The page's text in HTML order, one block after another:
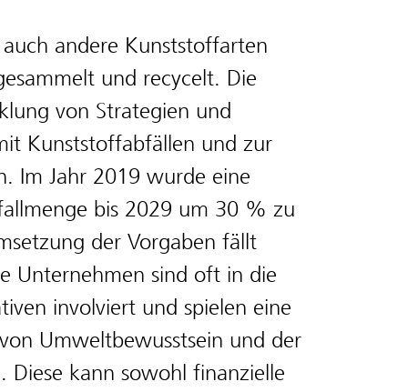
andere Kunststoffarten
und recycelt. Die
von Strategien und
Kunststoffabfällen und zur
Im Jahr 2019 wurde eine
bis 2029 um 30 % zu
der Vorgaben fällt
Unternehmen sind oft in die
involviert und spielen eine
Umweltbewusstsein und der
Diese kann sowohl finanzielle